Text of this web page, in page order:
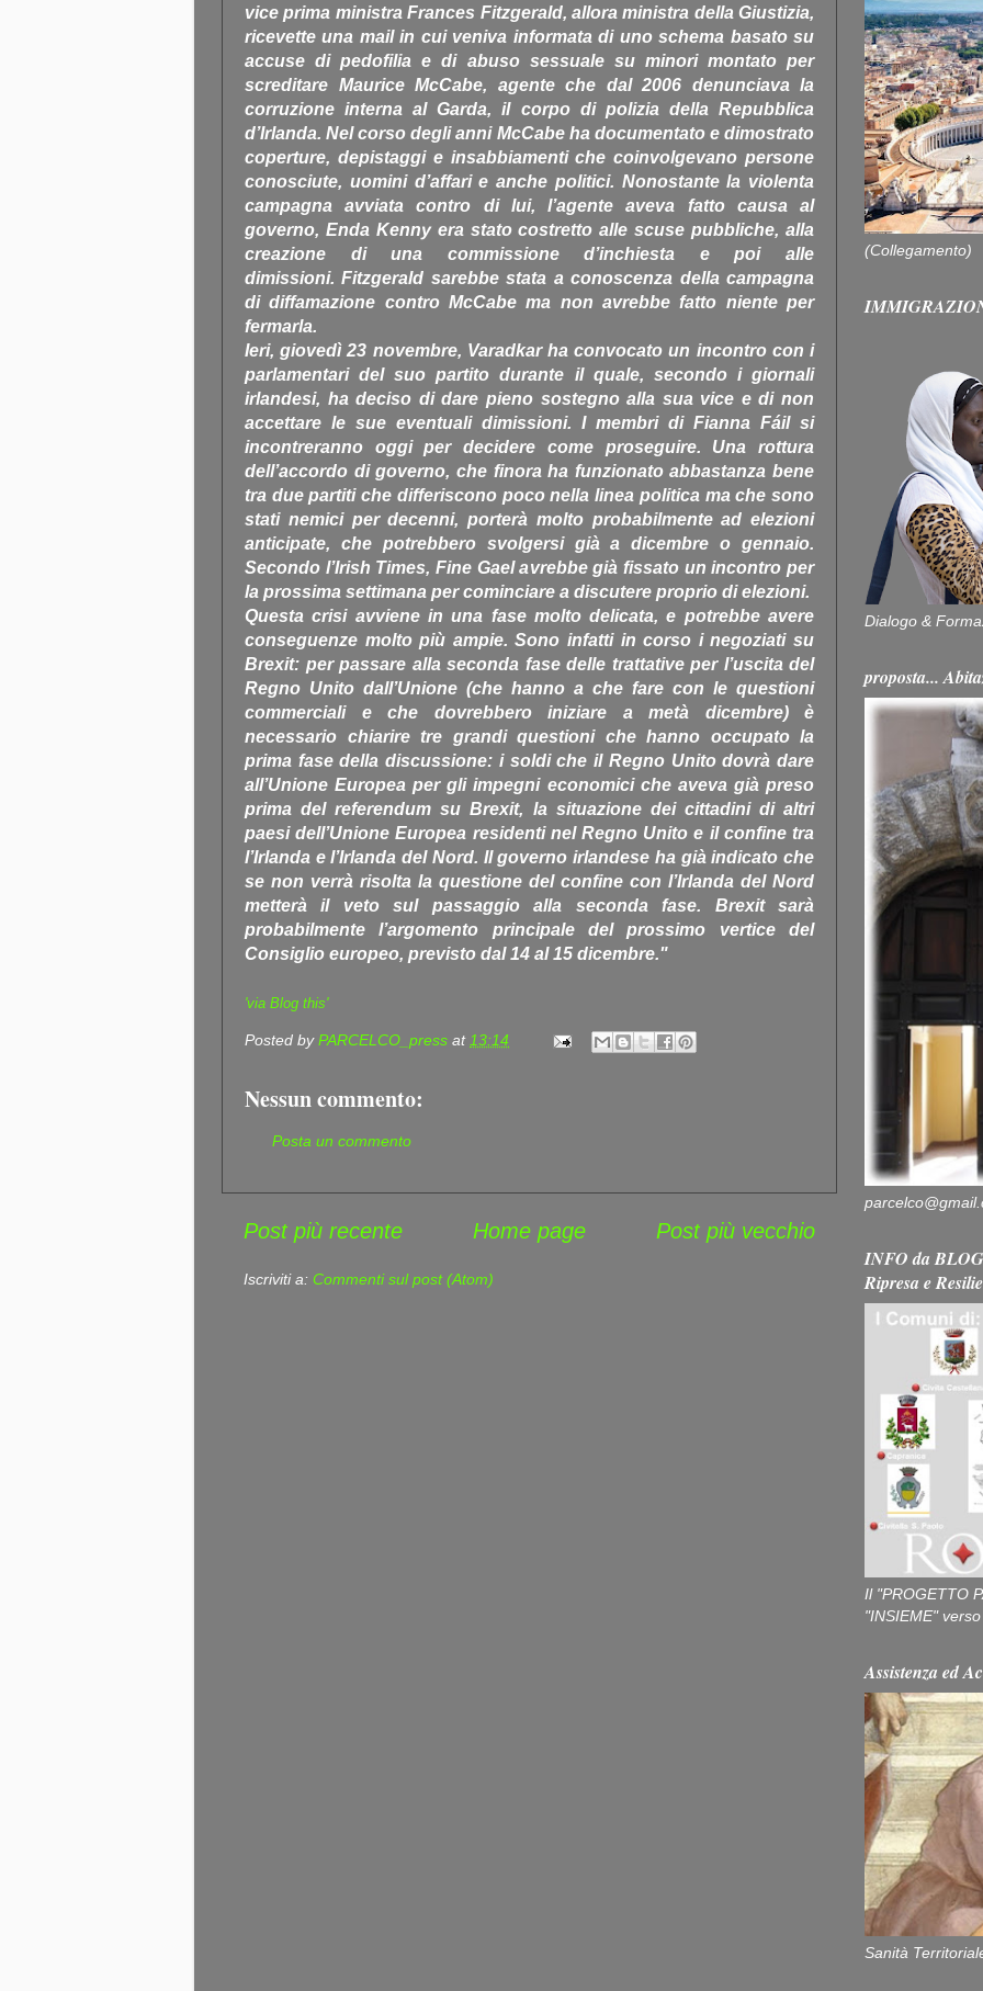
vice prima ministra Frances Fitzgerald, allora ministra della Giustizia,
ricevette una mail in cui veniva informata di uno schema basato su
accuse di pedofilia e di abuso sessuale su minori montato per
screditare Maurice McCabe, agente che dal 2006 denunciava la
corruzione interna al Garda, il corpo di polizia della Repubblica
d’Irlanda. Nel corso degli anni McCabe ha documentato e dimostrato
coperture, depistaggi e insabbiamenti che coinvolgevano persone
conosciute, uomini d’affari e anche politici. Nonostante la violenta
campagna avviata contro di lui, l’agente aveva fatto causa al
governo, Enda Kenny era stato costretto alle scuse pubbliche, alla
creazione di una commissione d’inchiesta e poi alle
dimissioni. Fitzgerald sarebbe stata a conoscenza della campagna
di diffamazione contro McCabe ma non avrebbe fatto niente per
fermarla.
Ieri, giovedì 23 novembre, Varadkar ha convocato un incontro con i
parlamentari del suo partito durante il quale, secondo i giornali
irlandesi, ha deciso di dare pieno sostegno alla sua vice e di non
accettare le sue eventuali dimissioni. I membri di Fianna Fáil si
incontreranno oggi per decidere come proseguire. Una rottura
dell’accordo di governo, che finora ha funzionato abbastanza bene
tra due partiti che differiscono poco nella linea politica ma che sono
stati nemici per decenni, porterà molto probabilmente ad elezioni
anticipate, che potrebbero svolgersi già a dicembre o gennaio.
Secondo l’Irish Times, Fine Gael avrebbe già fissato un incontro per
la prossima settimana per cominciare a discutere proprio di elezioni.
Questa crisi avviene in una fase molto delicata, e potrebbe avere
conseguenze molto più ampie. Sono infatti in corso i negoziati su
Brexit: per passare alla seconda fase delle trattative per l’uscita del
Regno Unito dall’Unione (che hanno a che fare con le questioni
commerciali e che dovrebbero iniziare a metà dicembre) è
necessario chiarire tre grandi questioni che hanno occupato la
prima fase della discussione: i soldi che il Regno Unito dovrà dare
all’Unione Europea per gli impegni economici che aveva già preso
prima del referendum su Brexit, la situazione dei cittadini di altri
paesi dell’Unione Europea residenti nel Regno Unito e il confine tra
l’Irlanda e l’Irlanda del Nord. Il governo irlandese ha già indicato che
se non verrà risolta la questione del confine con l’Irlanda del Nord
metterà il veto sul passaggio alla seconda fase. Brexit sarà
probabilmente l’argomento principale del prossimo vertice del
Consiglio europeo, previsto dal 14 al 15 dicembre."
'via Blog this'
Posted byPARCELCO_press at13:14
Nessun commento:
Posta un commento
Post più recente Post più vecchio
Home page
Iscriviti a: Commenti sul post (Atom)
(Collegamento)
Dialogo &
proposta...
INFO da
Ripresa e
Il "PROGETTO
"INSIEME"
Assistenza ed
Sanità